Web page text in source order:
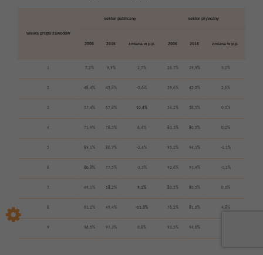
wielka grupa zawodów
sektor publiczny sektor prywatny
2006 2016 zmiana w p.p. 2006 2016 zmiana w p.p.
1 7,2% 9,9% 2,7% 26,7% 29,9% 3,2%
2 48,4% 45,8% -2,6% 39,6% 42,2% 2,6%
3 57,4% 67,8% 10,4% 58,2% 58,5% 0,3%
4 71,9% 78,3% 6,4% 80,3% 80,5% 0,2%
5 89,1% 86,7% -2,4% 95,2% 94,1% -1,1%
6 80,8% 77,5% -3,3% 92,6% 91,4% -1,2%
7 49,1% 58,2% 9,1% 80,5% 80,5% 0,0%
8 61,2% 49,4% -11,8% 76,2% 81,0% 4,8%
9 96,5% 97,3% 0,8% 93,5% 94,6%